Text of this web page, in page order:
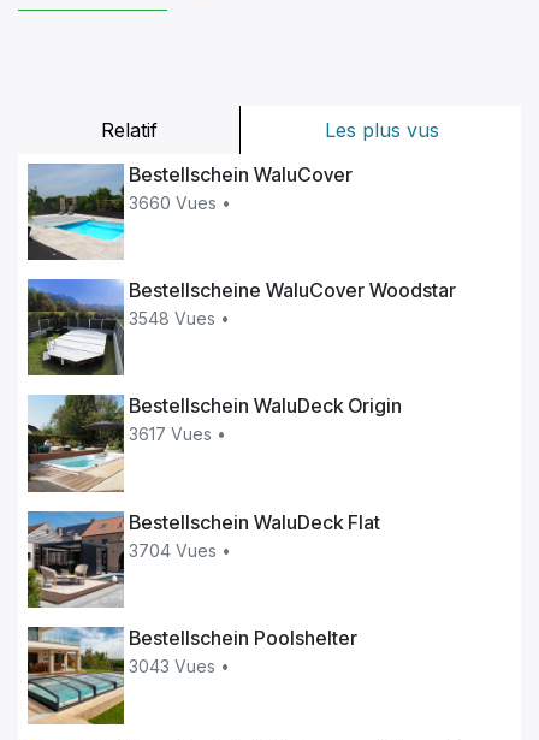
Relatif
Les plus vus
Bestellschein WaluCover
3660 Vues •
Bestellscheine WaluCover Woodstar
3548 Vues •
Bestellschein WaluDeck Origin
3617 Vues •
Bestellschein WaluDeck Flat
3704 Vues •
Bestellschein Poolshelter
3043 Vues •